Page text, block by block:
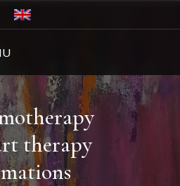
therapy